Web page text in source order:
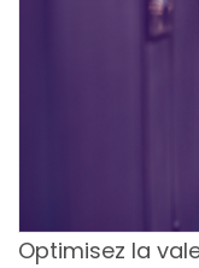
Optimisez la